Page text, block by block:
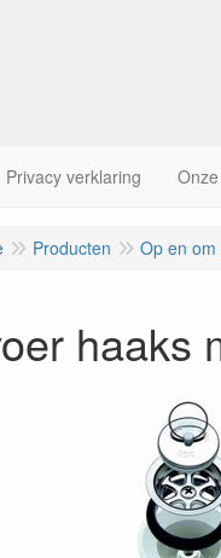
Privacy verklaring
Producten Op en
haaks